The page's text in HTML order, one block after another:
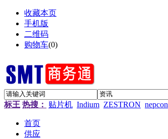
收藏本页
手机版
二维码
购物车(0)
标王 热搜： 贴片机 Indium ZESTRON nepcon
首页
供应